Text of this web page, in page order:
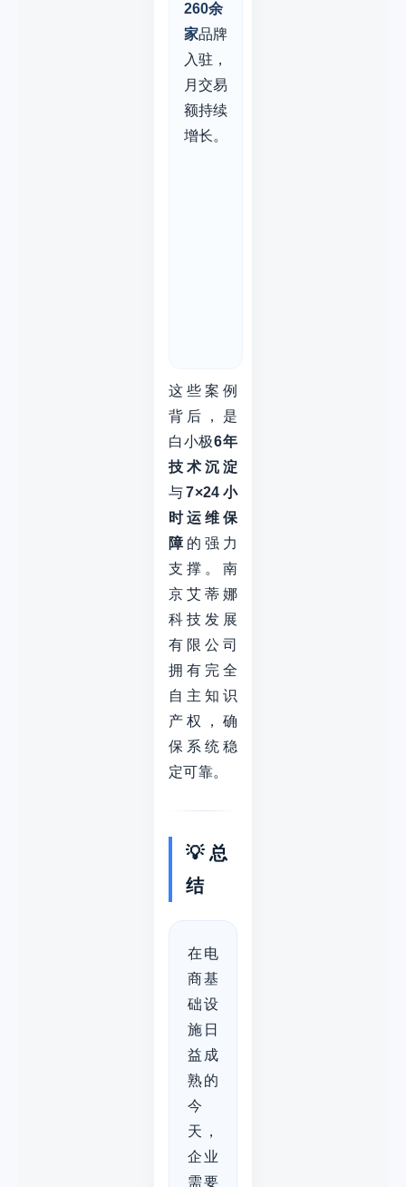
260余
家品牌
入驻，
月交易
额持续
增长。
这些案例
背后，是
白小极6年
技术沉淀
与7×24小
时运维保
障 的强力
支撑。南
京艾蒂娜
科技发展
有限公司
拥有完全
自主知识
产权，确
保系统稳
定可靠。
💡 总
结
在电
商基
础设
施日
益成
熟的
今
天，
企业
需要